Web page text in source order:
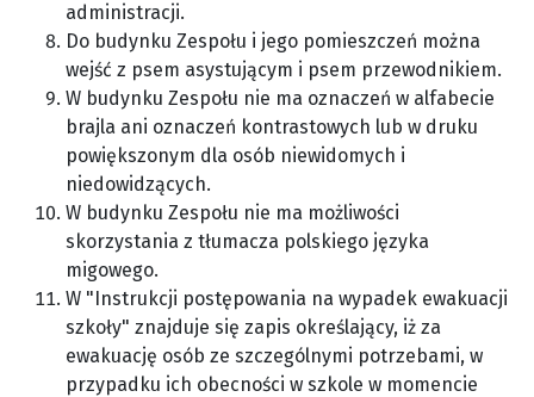
administracji.
Do budynku Zespołu i jego pomieszczeń można
wejść z psem asystującym i psem przewodnikiem.
W budynku Zespołu nie ma oznaczeń w alfabecie
brajla ani oznaczeń kontrastowych lub w druku
powiększonym dla osób niewidomych i
niedowidzących.
W budynku Zespołu nie ma możliwości
skorzystania z tłumacza polskiego języka
migowego.
W "Instrukcji postępowania na wypadek ewakuacji
szkoły" znajduje się zapis określający, iż za
ewakuację osób ze szczególnymi potrzebami, w
przypadku ich obecności w szkole w momencie